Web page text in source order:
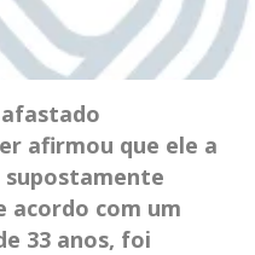
afirmou que ele a
acordo com um
33 anos, foi